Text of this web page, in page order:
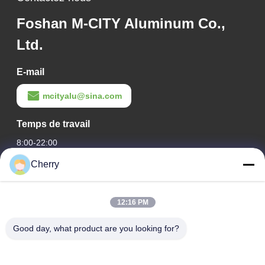
Foshan M-CITY Aluminum Co.,
Ltd.
E-mail
mcityalu@sina.com
Temps de travail
8:00-22:00
Notre adresse
Le parc industriel de Hegui, Lishui, Nanhai Foshan
Cherry
12:16 PM
Good day, what product are you looking for?